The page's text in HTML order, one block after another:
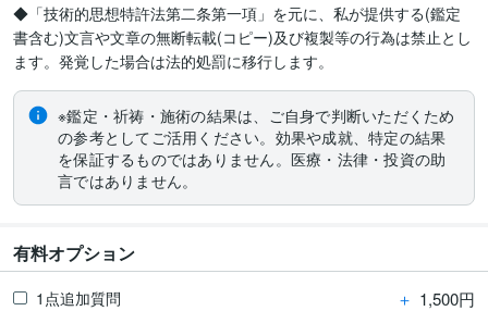
◆「技術的思想特許法第二条第一項」を元に、私が提供する(鑑定
書含む)文言や文章の無断転載(コピー)及び複製等の行為は禁止とし
ます。発覚した場合は法的処罰に移行します。
※鑑定・祈祷・施術の結果は、ご自身で判断いただくため
の参考としてご活用ください。効果や成就、特定の結果
を保証するものではありません。医療・法律・投資の助
言ではありません。
有料オプション
1点追加質問 ＋ 1,500円